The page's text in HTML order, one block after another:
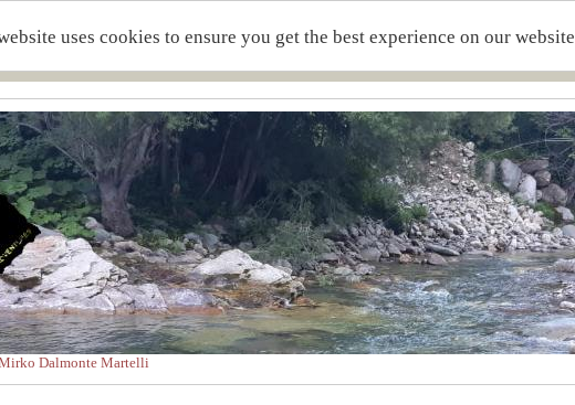
uses cookies to ensure you get the best experience on our website
Dalmonte Martelli